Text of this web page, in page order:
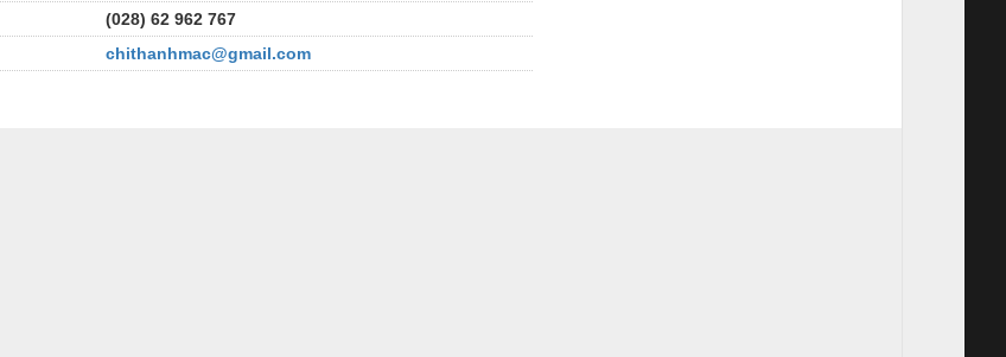
(028) 62 962 767
chithanhmac@gmail.com